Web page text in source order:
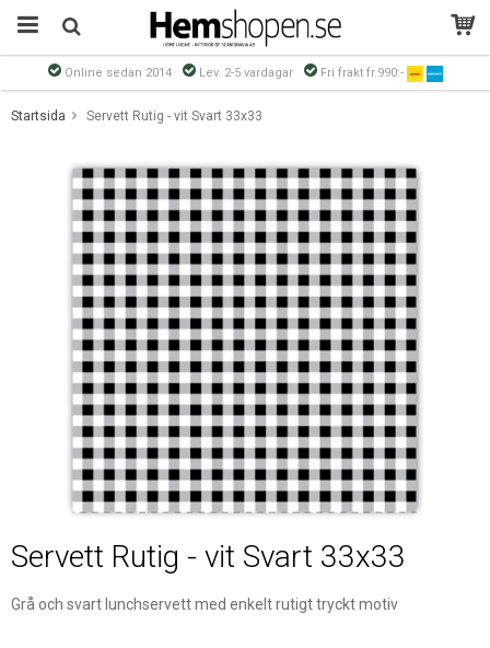
Online sedan 2014 Lev. 2-5 vardagar Fri frakt fr.990:-
Startsida Servett Rutig - vit Svart 33x33
Servett Rutig - vit Svart 33x33
Grå och svart lunchservett med enkelt rutigt tryckt motiv